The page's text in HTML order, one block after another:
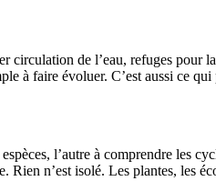
de l’eau, refuges pour
à faire évoluer. C’est aussi ce
l’autre à comprendre les
n’est isolé. Les plantes, les